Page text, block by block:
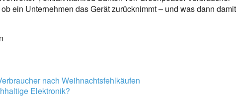
ein Unternehmen das Gerät zurücknimmt – und was dann damit
nach Weihnachtsfehlkäufen
Elektronik?